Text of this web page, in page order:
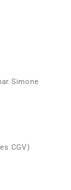
Simone
CGV)